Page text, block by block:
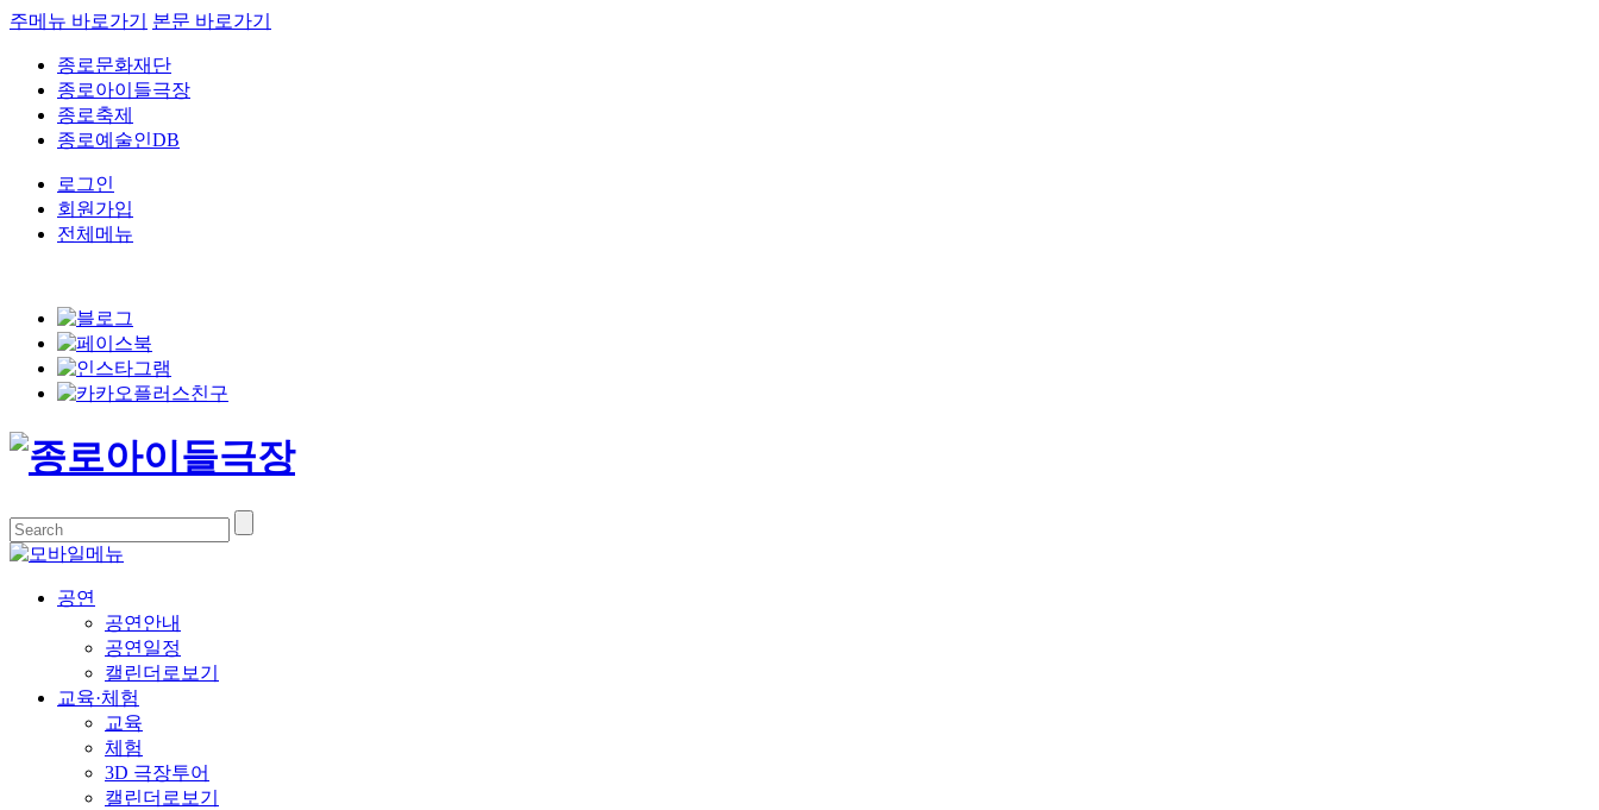
주메뉴 바로가기 본문 바로가기
종로문화재단
종로아이들극장
종로축제
종로예술인DB
로그인
회원가입
전체메뉴
공연
공연안내
공연일정
캘린더로보기
교육·체험
교육
체험
3D 극장투어
캘린더로보기